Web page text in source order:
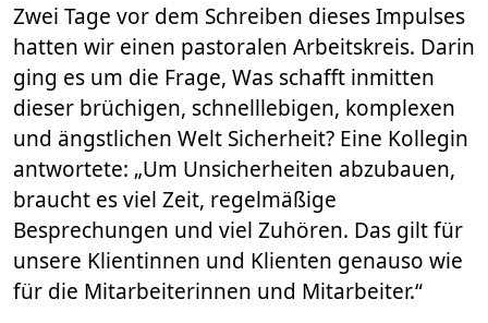
Zwei Tage vor dem Schreiben dieses Impulses
hatten wir einen pastoralen Arbeitskreis. Darin
ging es um die Frage, Was schafft inmitten
dieser brüchigen, schnelllebigen, komplexen
und ängstlichen Welt Sicherheit? Eine Kollegin
antwortete: „Um Unsicherheiten abzubauen,
braucht es viel Zeit, regelmäßige
Besprechungen und viel Zuhören. Das gilt für
unsere Klientinnen und Klienten genauso wie
für die Mitarbeiterinnen und Mitarbeiter.“